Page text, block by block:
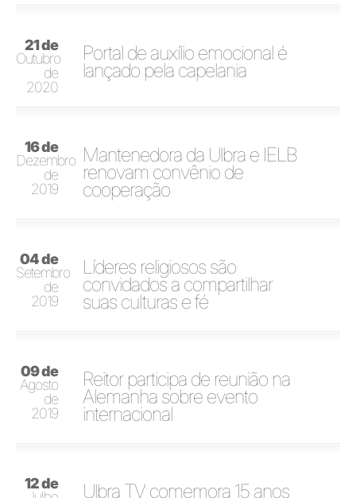
21 de
Outubro
de
2020
Portal de auxílio emocional é
lançado pela capelania
16 de
Dezembro
de
2019
Mantenedora da Ulbra e IELB
renovam convênio de
cooperação
04 de
Setembro
de
2019
Líderes religiosos são
convidados a compartilhar
suas culturas e fé
09 de
Agosto
de
2019
Reitor participa de reunião na
Alemanha sobre evento
internacional
12 de
Ulbra TV comemora 15 anos